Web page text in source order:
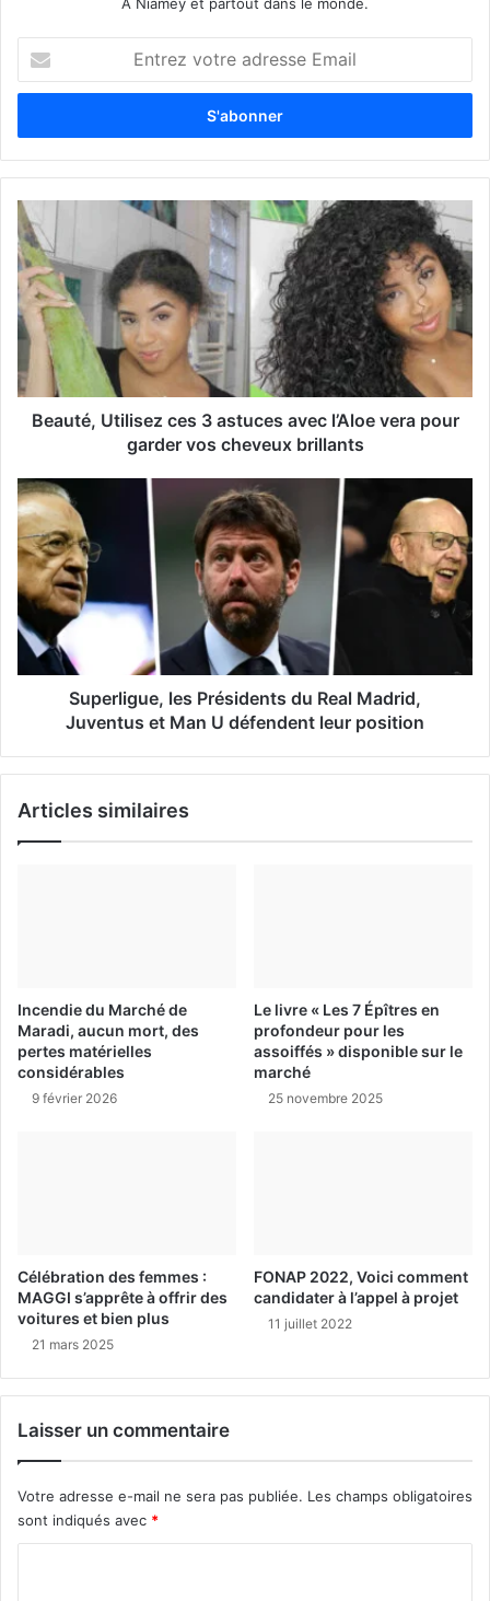
t
e
z
o
t
r
e
a
d
e
s
m
a
i
l
Beauté, Utilisez ces 3 astuces avec l’Aloe vera pour
garder vos cheveux brillants
Superligue, les Présidents du Real Madrid,
Juventus et Man U défendent leur position
Articles similaires
Incendie du Marché de
Maradi, aucun mort, des
pertes matérielles
considérables
9 février 2026
Le livre « Les 7 Épîtres en
profondeur pour les
assoiffés » disponible sur le
marché
25 novembre 2025
Célébration des femmes :
MAGGI s’apprête à offrir des
voitures et bien plus
21 mars 2025
FONAP 2022, Voici comment
candidater à l’appel à projet
11 juillet 2022
Laisser un commentaire
Votre adresse e-mail ne sera pas publiée. Les champs obligatoires
sont indiqués avec *